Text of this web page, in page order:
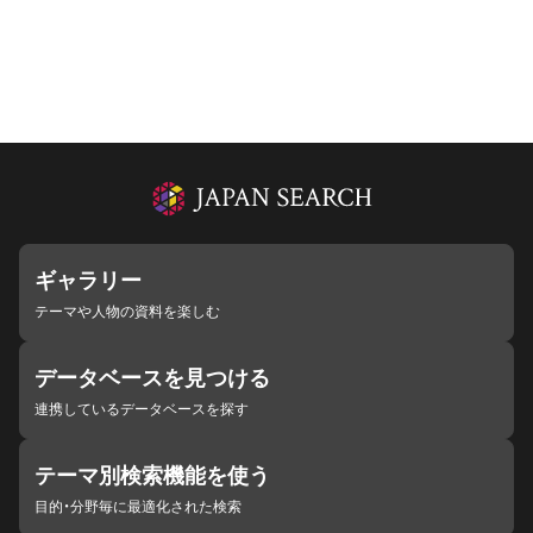
ギャラリー
テーマや人物の資料を楽しむ
データベースを見つける
連携しているデータベースを探す
テーマ別検索機能を使う
目的・分野毎に最適化された検索